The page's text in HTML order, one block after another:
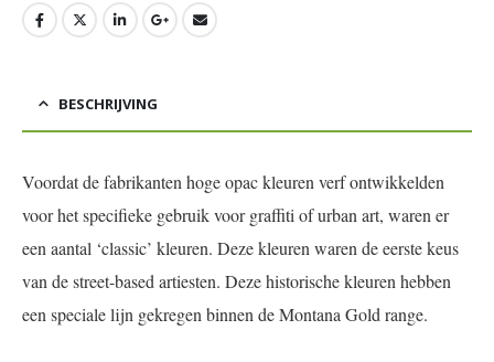
BESCHRIJVING
Voordat de fabrikanten hoge opac kleuren verf ontwikkelden
voor het specifieke gebruik voor graffiti of urban art, waren er
een aantal ‘classic’ kleuren. Deze kleuren waren de eerste keus
van de street-based artiesten. Deze historische kleuren hebben
een speciale lijn gekregen binnen de Montana Gold range.